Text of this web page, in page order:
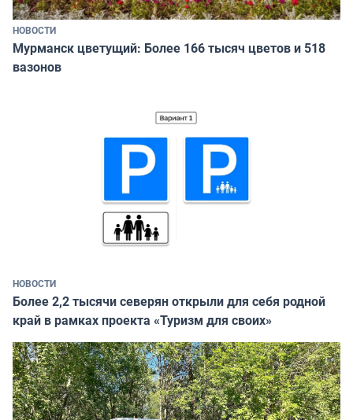
НОВОСТИ
Мурманск цветущий: Более 166 тысяч цветов и 518
вазонов
НОВОСТИ
Более 2,2 тысячи северян открыли для себя родной
край в рамках проекта «Туризм для своих»